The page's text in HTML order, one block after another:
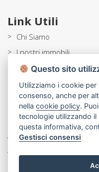
Link Utili
> Chi Siamo
> I nostri immobili
Servizi
Lavora con noi
Blog
Contatti
Via Beata Elia di S.
Tel:080 5564266
info@rubinocase.com
Questo sito
Utilizziamo i cookie
consenso, anche per
nellacookie policy.
tecnologie utilizzando il
questa informativa,
Gestisci consensi